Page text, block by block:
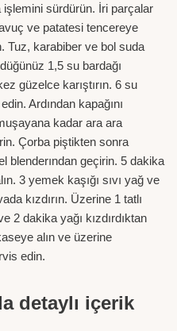
işlemini sürdürün. İri parçalar
ve patatesi tencereye
Tuz, karabiber ve bol suda
1,5 su bardağı
güzelce karıştırın. 6 su
Ardından kapağını
kadar ara ara
Çorba piştikten sonra
blenderından geçirin. 5 dakika
3 yemek kaşığı sıvı yağ ve
kızdırın. Üzerine 1 tatlı
2 dakika yağı kızdırdıktan
alın ve üzerine
edin.
detaylı içerik